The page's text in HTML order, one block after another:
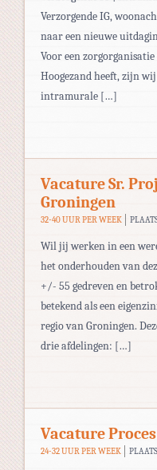
Verzorgende IG,
naar een nieuwe
Voor een
Hoogezand heeft, zijn
intramurale […]
Vacature Sr.
Groningen
32-40 UUR PER WEEK
Wil jij werken in een
het onderhouden van
+/- 55 gedreven en
betekend als een
regio van Groningen.
drie afdelingen: […]
Vacature
24-32 UUR PER WEEK